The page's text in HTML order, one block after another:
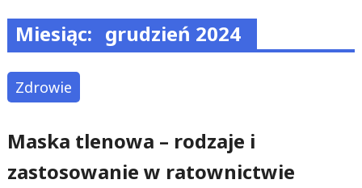
Miesiąc: grudzień 2024
Zdrowie
Maska tlenowa – rodzaje i
zastosowanie w ratownictwie